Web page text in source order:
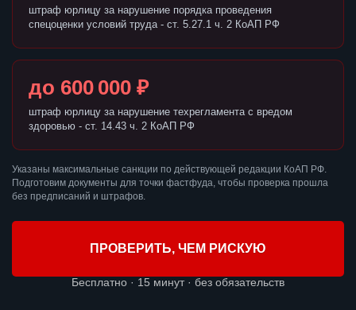
штраф юрлицу за нарушение порядка проведения
спецоценки условий труда - ст. 5.27.1 ч. 2 КоАП РФ
до 600 000 ₽
штраф юрлицу за нарушение техрегламента с вредом
здоровью - ст. 14.43 ч. 2 КоАП РФ
Указаны максимальные санкции по действующей редакции КоАП РФ.
Подготовим документы для точки фастфуда, чтобы проверка прошла
без предписаний и штрафов.
ПРОВЕРИТЬ, ЧЕМ РИСКУЮ
Бесплатно · 15 минут · без обязательств